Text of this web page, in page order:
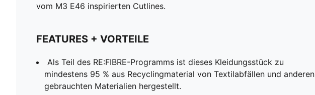
vom M3 E46 inspirierten Cutlines.
FEATURES + VORTEILE
Als Teil des RE:FIBRE-Programms ist dieses Kleidungsstück zu
mindestens 95 % aus Recyclingmaterial von Textilabfällen und anderen
gebrauchten Materialien hergestellt.